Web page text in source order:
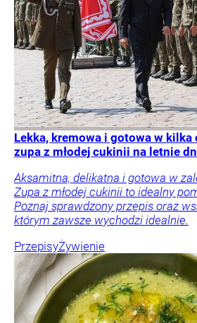
Lekka, kremowa i gotowa w
zupa z młodej cukinii na letnie
Aksamitna, delikatna i gotowa w
Zupa z młodej cukinii to idealny
Poznaj sprawdzony przepis oraz
którym zawsze wychodzi idealnie.
PrzepisyŻywienie